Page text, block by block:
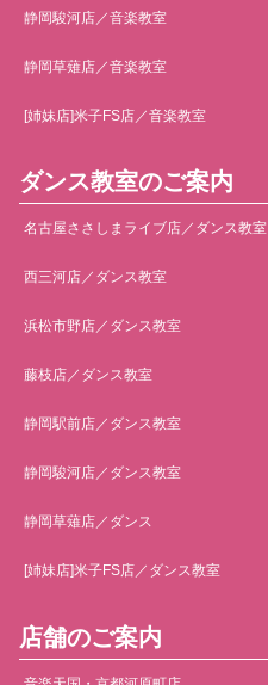
静岡駿河店／音楽教室
静岡草薙店／音楽教室
[姉妹店]米子FS店／音楽教室
ダンス教室のご案内
名古屋ささしまライブ店／ダンス教室
西三河店／ダンス教室
浜松市野店／ダンス教室
藤枝店／ダンス教室
静岡駅前店／ダンス教室
静岡駿河店／ダンス教室
静岡草薙店／ダンス
[姉妹店]米子FS店／ダンス教室
店舗のご案内